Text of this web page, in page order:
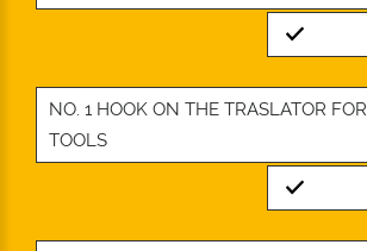
Standard
NO. 1 HOOK ON THE TRASLATOR
TOOLS
Standard